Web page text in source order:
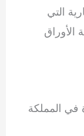
التي
في المملكة